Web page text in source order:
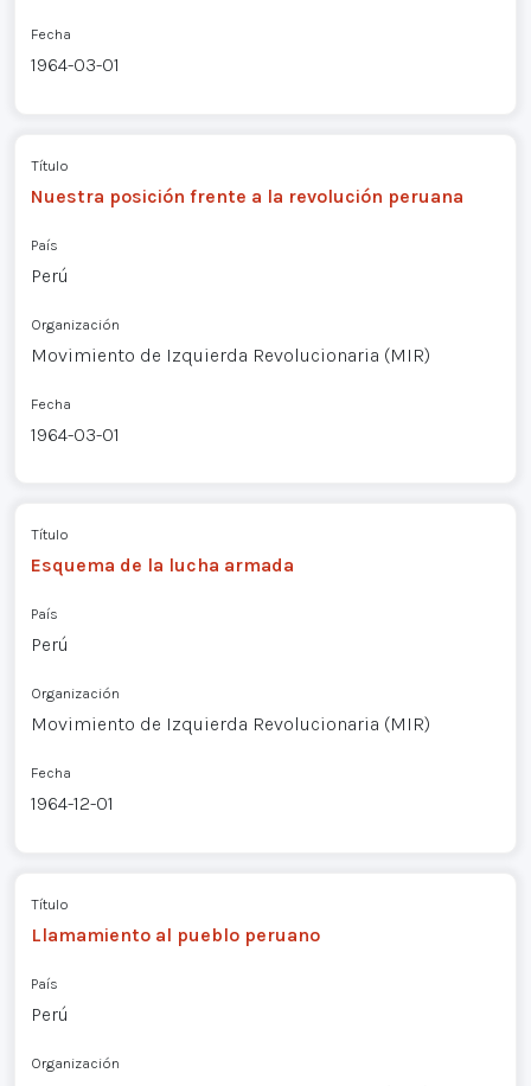
Fecha
1964-03-01
Título
Nuestra posición frente a la revolución peruana
País
Perú
Organización
Movimiento de Izquierda Revolucionaria (MIR)
Fecha
1964-03-01
Título
Esquema de la lucha armada
País
Perú
Organización
Movimiento de Izquierda Revolucionaria (MIR)
Fecha
1964-12-01
Título
Llamamiento al pueblo peruano
País
Perú
Organización